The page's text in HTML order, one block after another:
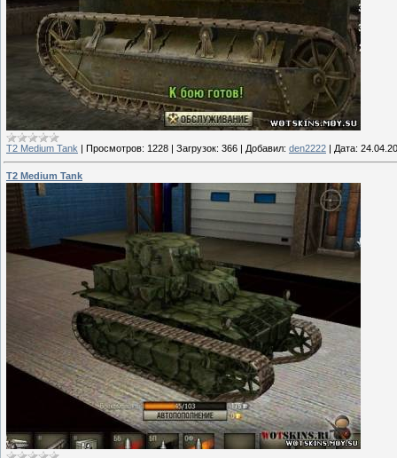
T2 Medium Tank Просмотров: 1228 Загрузок: 366 Добавил: den2222 Дата:
T2 Medium Tank